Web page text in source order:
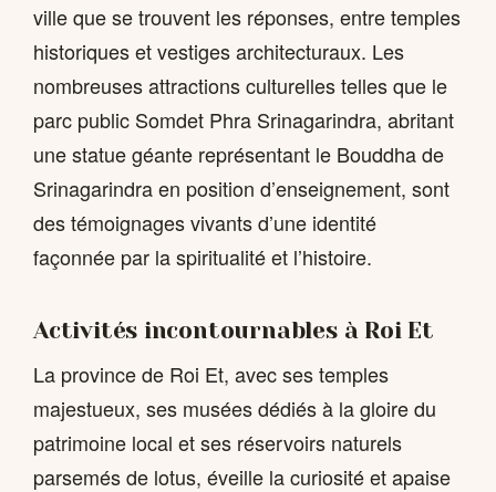
ville que se trouvent les réponses, entre temples
historiques et vestiges architecturaux. Les
nombreuses attractions culturelles telles que le
parc public Somdet Phra Srinagarindra, abritant
une statue géante représentant le Bouddha de
Srinagarindra en position d’enseignement, sont
des témoignages vivants d’une identité
façonnée par la spiritualité et l’histoire.
Activités incontournables à Roi Et
La province de Roi Et, avec ses temples
majestueux, ses musées dédiés à la gloire du
patrimoine local et ses réservoirs naturels
parsemés de lotus, éveille la curiosité et apaise